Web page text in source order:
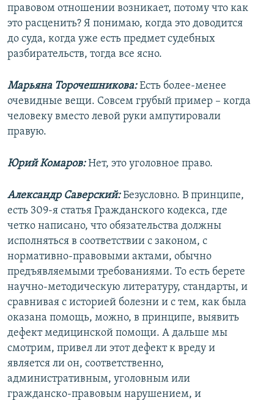
правовом отношении возникает, потому что как
это расценить? Я понимаю, когда это доводится
до суда, когда уже есть предмет судебных
разбирательств, тогда все ясно.
Марьяна Торочешникова:Есть более-менее
очевидные вещи. Совсем грубый пример – когда
человеку вместо левой руки ампутировали
правую.
Юрий Комаров:Нет, это уголовное право.
Александр Саверский:Безусловно. В принципе,
есть 309-я статья Гражданского кодекса, где
четко написано, что обязательства должны
исполняться в соответствии с законом, с
нормативно-правовыми актами, обычно
предъявляемыми требованиями. То есть берете
научно-методическую литературу, стандарты, и
сравнивая с историей болезни и с тем, как была
оказана помощь, можно, в принципе, выявить
дефект медицинской помощи. А дальше мы
смотрим, привел ли этот дефект к вреду и
является ли он, соответственно,
административным, уголовным или
гражданско-правовым нарушением, и